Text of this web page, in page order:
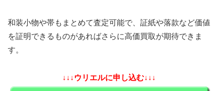
和装小物や帯もまとめて査定可能で、証紙や落款など価値
を証明できるものがあればさらに高価買取が期待できま
す。
↓↓↓ウリエルに申し込む↓↓↓